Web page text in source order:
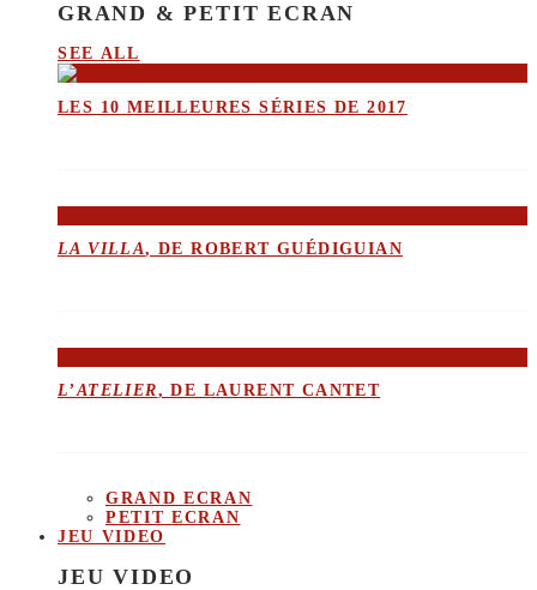
GRAND & PETIT ECRAN
SEE ALL
LES 10 MEILLEURES SÉRIES DE 2017
LA VILLA, DE ROBERT GUÉDIGUIAN
L’ATELIER, DE LAURENT CANTET
GRAND ECRAN
PETIT ECRAN
JEU VIDEO
JEU VIDEO